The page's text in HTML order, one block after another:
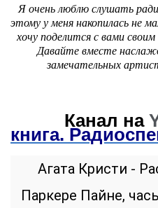
Я очень люблю слушать
этому у меня накопилась не
хочу поделится с вами
Давайте вместе
замечательных
Канал на
книга.
Агата Кристи -
Паркере Пайне,